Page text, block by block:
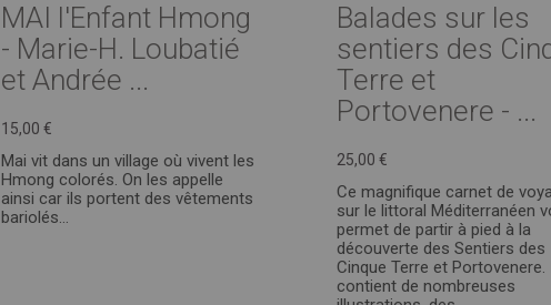
MAI l'Enfant Hmong
- Marie-H. Loubatié
et Andrée ...
15,00 €
Mai vit dans un village où vivent les
Hmong colorés. On les appelle
ainsi car ils portent des vêtements
bariolés…
Balades sur les
sentiers des
Terre et
Portovenere - ...
25,00 €
Ce magnifique carnet de
sur le littoral Méditerranéen
permet de partir à pied à la
découverte des Sentiers des
Cinque Terre et Portovenere.
contient de nombreuses